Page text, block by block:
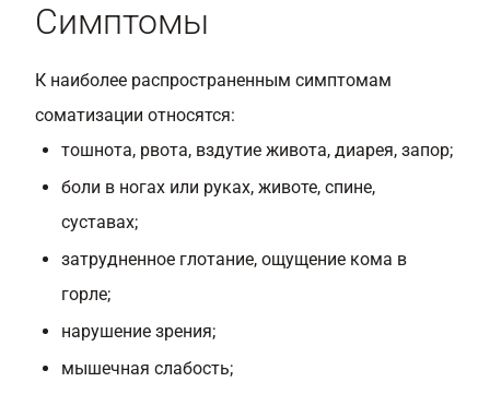
Симптомы
К наиболее распространенным симптомам
соматизации относятся:
тошнота, рвота, вздутие живота, диарея, запор;
боли в ногах или руках, животе, спине,
суставах;
затрудненное глотание, ощущение кома в
горле;
нарушение зрения;
мышечная слабость;